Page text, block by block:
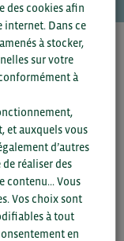
votre
vous.
des cookies afin
internet. Dans ce
à stocker,
sur votre
à
et auxquels vous
d’autres
réaliser des
contenu... Vous
Vos choix sont
à tout
en